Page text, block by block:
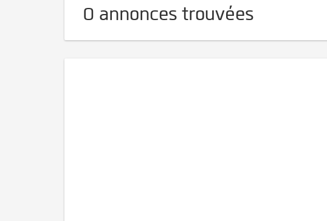
0 annonces trouvées